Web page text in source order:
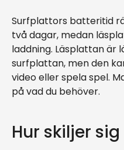
Surfplattors batteritid
två dagar, medan
laddning. Läsplattan är
surfplattan, men den
video eller spela spel.
på vad du behöver.
Hur skiljer